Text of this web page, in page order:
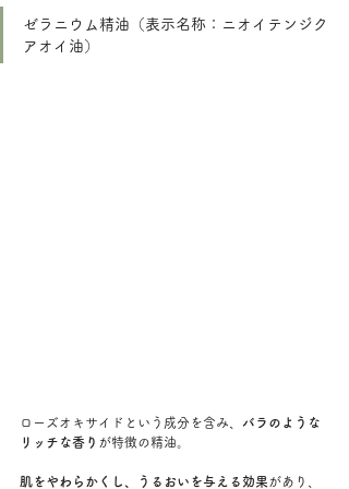
ゼラニウム精油（表示名称：ニオイテンジク
アオイ油）
ローズオキサイドという成分を含み、 バラのような
リッチな香り が特徴の精油。
肌をやわらかくし、うるおいを与える効果 があり、